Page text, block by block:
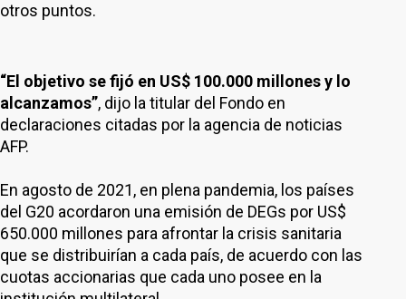
otros puntos.
“El objetivo se fijó en US$ 100.000 millones y lo
alcanzamos”, dijo la titular del Fondo en
declaraciones citadas por la agencia de noticias
AFP.
En agosto de 2021, en plena pandemia, los países
del G20 acordaron una emisión de DEGs por US$
650.000 millones para afrontar la crisis sanitaria
que se distribuirían a cada país, de acuerdo con las
cuotas accionarias que cada uno posee en la